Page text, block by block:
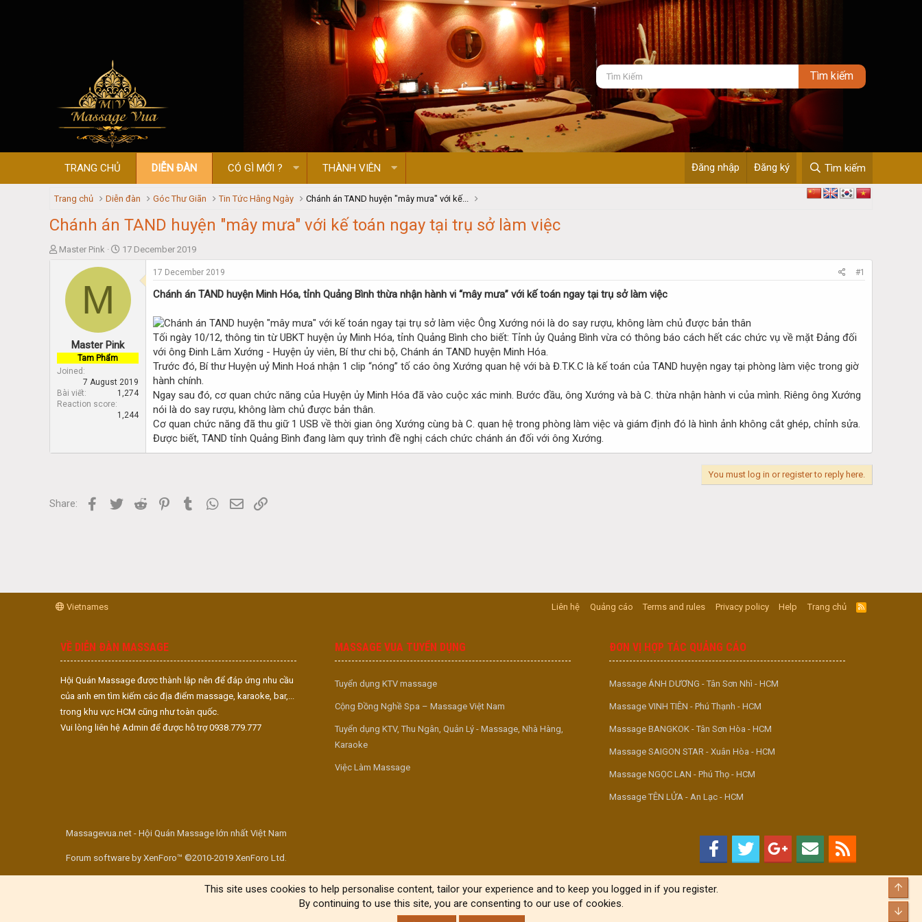
TRANG CHỦ DIỄN ĐÀN CÓ GÌ MỚI ? THÀNH VIÊN Đăng nhập Đăng ký Tìm kiếm
Trang chủ Diễn đàn Góc Thư Giãn Tin Tức Hằng Ngày Chánh án TAND huyện "mây mưa" với kế...
Chánh án TAND huyện "mây mưa" với kế toán ngay tại trụ sở làm việc
T
t
r
Master Pink
S
a
e
17 December 2019
M
Master Pink
Tam Phẩm
Joined
7 August 2019
Bài viết
1,274
Reaction score
1,244
17 December 2019 #1
Chánh án TAND huyện Minh Hóa, tỉnh Quảng Bình thừa nhận hành vi “mây mưa” với kế toán ngay tại trụ sở làm việc
Ông Xướng nói là do say rượu, không làm chủ được bản thân
Tối ngày 10/12, thông tin từ UBKT huyện ủy Minh Hóa, tỉnh Quảng Bình cho biết: Tỉnh ủy Quảng Bình vừa có thông báo cách hết các chức vụ về mặt Đảng đối
với ông Đinh Lâm Xướng - Huyện ủy viên, Bí thư chi bộ, Chánh án TAND huyện Minh Hóa.
Trước đó, Bí thư Huyện uỷ Minh Hoá nhận 1 clip “nóng” tố cáo ông Xướng quan hệ với bà Đ.T.K.C là kế toán của TAND huyện ngay tại phòng làm việc trong giờ
hành chính.
Ngay sau đó, cơ quan chức năng của Huyện ủy Minh Hóa đã vào cuộc xác minh. Bước đầu, ông Xướng và bà C. thừa nhận hành vi của mình. Riêng ông Xướng
nói là do say rượu, không làm chủ được bản thân.
Cơ quan chức năng đã thu giữ 1 USB về thời gian ông Xướng cùng bà C. quan hệ trong phòng làm việc và giám định đó là hình ảnh không cắt ghép, chỉnh sửa.
Được biết, TAND tỉnh Quảng Bình đang làm quy trình đề nghị cách chức chánh án đối với ông Xướng.
You must log in or register to reply here.
Share: Facebook
Twitter Reddit PinterestTumblr WhatsApp
Email
Vietnames Liên hệ Quảng cáo Terms and rules Privacy policy Help Trang chủ
R
S
VỀ DIỄN ĐÀN MASSAGE
Hội Quán Massage được thành lập nên để đáp ứng nhu cầu
của anh em tìm kiếm các địa điểm massage, karaoke, bar,...
trong khu vực HCM cũng như toàn quốc.
Vui lòng liên hệ Admin để được hỗ trợ 0938.779.777
MASSAGE VUA TUYỂN DỤNG
Tuyển dụng KTV massage
Cộng Đồng Nghề Spa – Massage Việt Nam
Tuyển dụng KTV, Thu Ngân, Quản Lý - Massage, Nhà Hàng,
Karaoke
Việc Làm Massage
ĐƠN VỊ HỢP TÁC QUẢNG CÁO
Massage ÁNH DƯƠNG - Tân Sơn Nhì - HCM
Massage VINH TIÊN - Phú Thạnh - HCM
Massage BANGKOK - Tân Sơn Hòa - HCM
Massage SAIGON STAR - Xuân Hòa - HCM
Massage NGỌC LAN - Phú Thọ - HCM
Massage TÊN LỬA - An Lạc - HCM
Massagevua.net - Hội Quán Massage lớn nhất Việt Nam
Forum software by XenForo™ ©2010-2019 XenForo Ltd.
This site uses cookies to help personalise content, tailor your experience and to keep you logged in if you register.
By continuing to use this site, you are consenting to our use of cookies.
Top